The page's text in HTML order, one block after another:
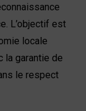
L’objectif est
locale
la garantie de
le respect